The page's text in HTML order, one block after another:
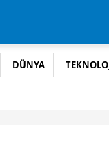
DÜNYA